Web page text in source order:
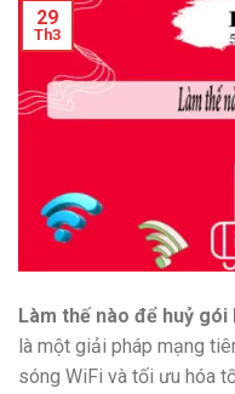
29
Th3
Làm thế nào để huỷ gói
là một giải pháp mạng
sóng WiFi và tối ưu hóa